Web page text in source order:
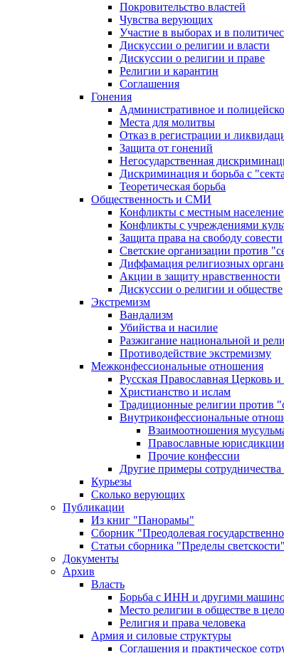
Покровительство властей
Чувства верующих
Участие в выборах и в
Дискуссии о религии и власти
Дискуссии о религии и праве
Религии и карантин
Соглашения
Гонения
Административное и
Места для молитвы
Отказ в регистрации и
Защита от гонений
Негосударственная
Дискриминация и борьба с
Теоретическая борьба
Общественность и СМИ
Конфликты с местным
Конфликты с учреждениями
Защита права на свободу совести
Светские организации против
Диффамация религиозных
Акции в защиту нравственности
Дискуссии о религии и обществе
Экстремизм
Вандализм
Убийства и насилие
Разжигание национальной и
Противодействие экстремизму
Межконфессиональные отношения
Русская Православная Церковь и
Христианство и ислам
Традиционные религии против
Внутриконфессиональные
Взаимоотношения
Православные юрисдикции
Прочие конфессии
Другие примеры
Курьезы
Сколько верующих
Публикации
Из книг "Панорамы"
Сборник "Преодолевая
Статьи сборника "Пределы светскости"
Документы
Архив
Власть
Борьба с ИНН и другими
Место религии в обществе в
Религия и права человека
Армия и силовые структуры
Соглашения и практическое